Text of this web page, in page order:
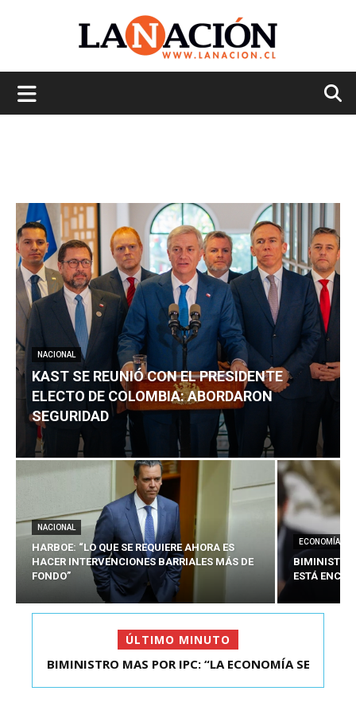
NACIONAL
KAST SE REUNIÓ CON EL PRESIDENTE
ELECTO DE COLOMBIA: ABORDARON
SEGURIDAD
NACIONAL
HARBOE: “LO QUE SE REQUIERE AHORA ES
HACER INTERVENCIONES BARRIALES MÁS DE
FONDO”
ECONOMÍA
BIMINISTRO
ESTÁ
ÚLTIMO MINUTO
BIMINISTRO MAS POR IPC: “LA ECONOMÍA SE